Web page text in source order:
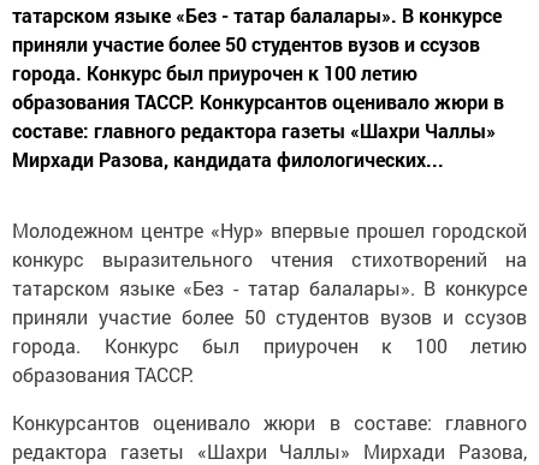
татарском языке «Без - татар балалары». В конкурсе
приняли участие более 50 студентов вузов и ссузов
города. Конкурс был приурочен к 100 летию
образования ТАССР. Конкурсантов оценивало жюри в
составе: главного редактора газеты «Шахри Чаллы»
Мирхади Разова, кандидата филологических...
Молодежном центре «Нур» впервые прошел городской
конкурс выразительного чтения стихотворений на
татарском языке «Без - татар балалары». В конкурсе
приняли участие более 50 студентов вузов и ссузов
города. Конкурс был приурочен к 100 летию
образования ТАССР.
Конкурсантов оценивало жюри в составе: главного
редактора газеты «Шахри Чаллы» Мирхади Разова,